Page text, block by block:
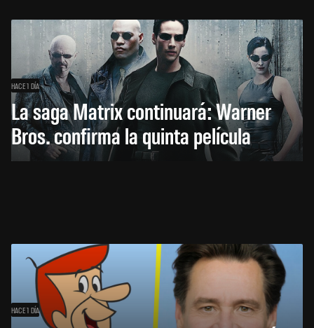
HACE 1 DÍA
La saga Matrix continuará: Warner
Bros. confirma la quinta película
HACE 1 DÍA